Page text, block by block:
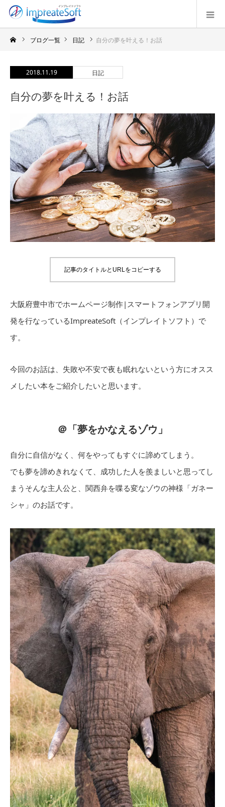
ブログ一覧 日記 自分の夢を叶える！お話
2018.11.19 日記
自分の夢を叶える！お話
記事のタイトルとURLをコピーする
大阪府豊中市でホームページ制作|スマートフォンアプリ開
発を行なっているImpreateSoft（インプレイトソフト）で
す。
今回のお話は、失敗や不安で夜も眠れないという方にオスス
メしたい本をご紹介したいと思います。
＠「夢をかなえるゾウ」
自分に自信がなく、何をやってもすぐに諦めてしまう。
でも夢を諦めきれなくて、成功した人を羨ましいと思ってし
まうそんな主人公と、関西弁を喋る変なゾウの神様「ガネー
シャ」のお話です。